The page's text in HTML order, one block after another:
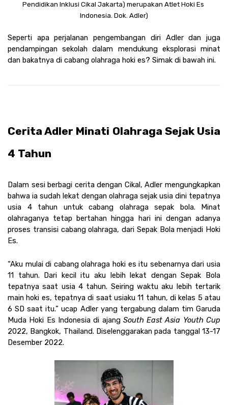
Pendidikan Inklusi Cikal Jakarta) merupakan Atlet Hoki Es
Indonesia. Dok. Adler)
Seperti apa perjalanan pengembangan diri Adler dan juga
pendampingan sekolah dalam mendukung eksplorasi minat
dan bakatnya di cabang olahraga hoki es? Simak di bawah ini.
Cerita Adler Minati Olahraga Sejak Usia
4 Tahun
Dalam sesi berbagi cerita dengan Cikal, Adler mengungkapkan
bahwa ia sudah lekat dengan olahraga sejak usia dini tepatnya
usia 4 tahun untuk cabang olahraga sepak bola. Minat
olahraganya tetap bertahan hingga hari ini dengan adanya
proses transisi cabang olahraga, dari Sepak Bola menjadi Hoki
Es.
“Aku mulai di cabang olahraga hoki es itu sebenarnya dari usia
11 tahun. Dari kecil itu aku lebih lekat dengan Sepak Bola
tepatnya saat usia 4 tahun. Seiring waktu aku lebih tertarik
main hoki es, tepatnya di saat usiaku 11 tahun, di kelas 5 atau
6 SD saat itu.” ucap Adler yang tergabung dalam tim Garuda
Muda Hoki Es Indonesia di ajang South East Asia Youth Cup
2022, Bangkok, Thailand. Diselenggarakan pada tanggal 13-17
Desember 2022.